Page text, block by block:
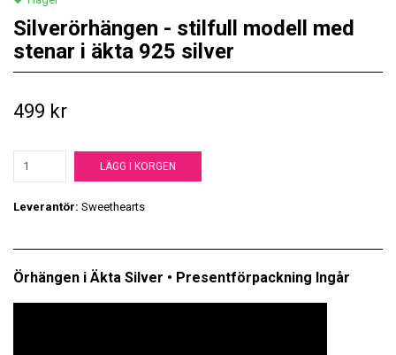
Silverörhängen - stilfull modell med
stenar i äkta 925 silver
499 kr
LÄGG I KORGEN
Leverantör: Sweethearts
Örhängen i Äkta Silver • Presentförpackning Ingår